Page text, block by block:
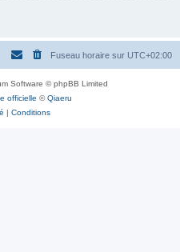
Fuseau horaire sur UTC+02:00
Software © phpBB Limited
officielle ©Qiaeru
| Conditions